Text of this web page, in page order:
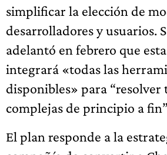
simplificar la elección de
desarrolladores y usuarios.
adelantó en febrero que
integrará «todas las
disponibles» para “resolver
complejas de principio a fin”
El plan responde a la